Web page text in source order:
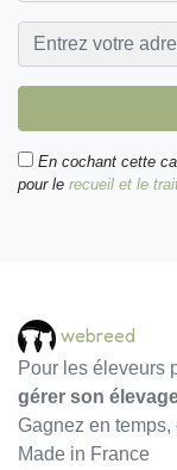
En cochant cette
pour le recueil et le
webreed
Pour les éleveurs
gérer son
Gagnez en
Made in France